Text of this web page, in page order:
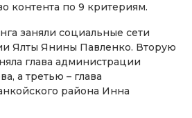
контента по 9 критериям.
заняли социальные сети
Ялты Янины Павленко. Вторую
глава администрации
а третью – глава
района Инна